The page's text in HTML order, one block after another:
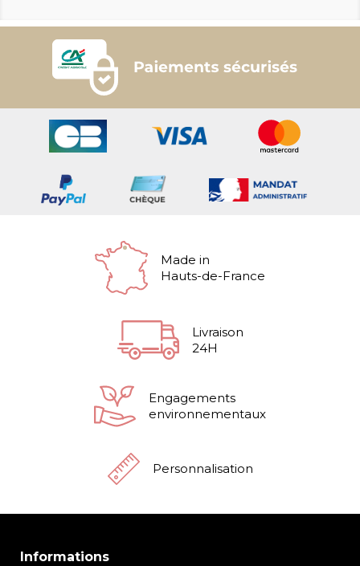
Made in
Hauts-de-France
Livraison
24H
Engagements
environnementaux
Personnalisation
Informations